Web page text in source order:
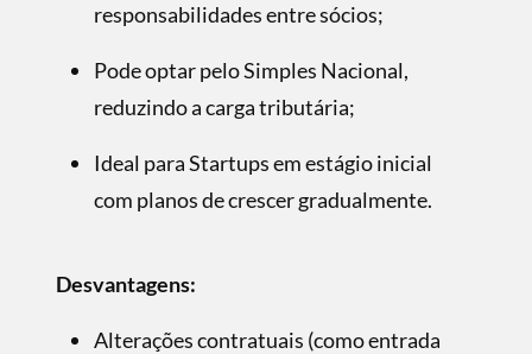
responsabilidades entre sócios;
Pode optar pelo Simples Nacional,
reduzindo a carga tributária;
Ideal para Startups em estágio inicial
com planos de crescer gradualmente.
Desvantagens:
Alterações contratuais (como entrada